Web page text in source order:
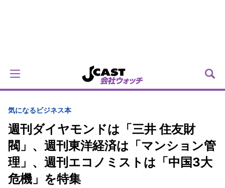
気になるビジネス本
週刊ダイヤモンドは「三井 住友財
閥」、週刊東洋経済は「マンション管
理」、週刊エコノミストは「中国3大
危機」を特集